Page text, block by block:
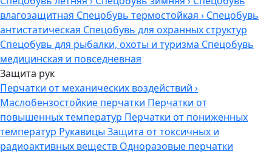
влагозащитная Спецобувь термостойкая › Спецобувь
антистатическая Спецобувь для охранных структур
Спецобувь для рыбалки, охоты и туризма Спецобувь
медицинская и повседневная
Защита рук
Перчатки от механических воздействий ›
Маслобензостойкие перчатки Перчатки от
повышенных температур Перчатки от пониженных
температур Рукавицы Защита от токсичных и
радиоактивных веществ Одноразовые перчатки